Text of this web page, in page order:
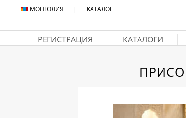
МОНГОЛИЯ | КАТАЛОГ
РЕГИСТРАЦИЯ КАТАЛОГИ